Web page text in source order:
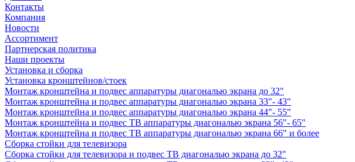
Контакты
Компания
Новости
Ассортимент
Партнерская политика
Наши проекты
Установка и сборка
Установка кронштейнов/стоек
Монтаж кронштейна и подвес аппаратуры диагональю экрана до 32"
Монтаж кронштейна и подвес аппаратуры диагональю экрана 33"- 43"
Монтаж кронштейна и подвес аппаратуры диагональю экрана 44"- 55"
Монтаж кронштейна и подвес ТВ аппаратуры диагональю экрана 56"- 65"
Монтаж кронштейна и подвес ТВ аппаратуры диагональю экрана 66" и более
Сборка стойки для телевизора
Сборка стойки для телевизора и подвес ТВ диагональю экрана до 32"